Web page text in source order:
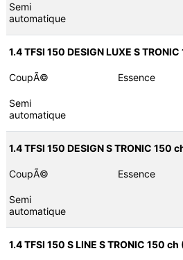
Semi
automatique
1.4 TFSI 150 DESIGN LUXE S
CoupÃ© Essence
Semi
automatique
1.4 TFSI 150 DESIGN S TRONIC 150
CoupÃ© Essence
Semi
automatique
1.4 TFSI 150 S LINE S TRONIC 150